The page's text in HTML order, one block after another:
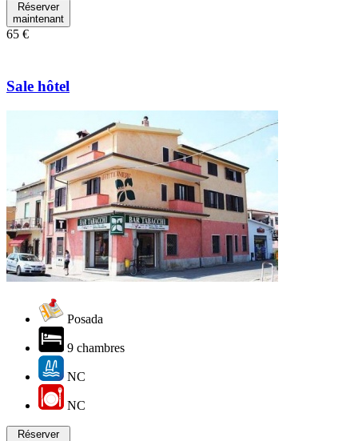
Réserver
maintenant
65 €
Sale hôtel
Posada
9 chambres
NC
NC
Réserver